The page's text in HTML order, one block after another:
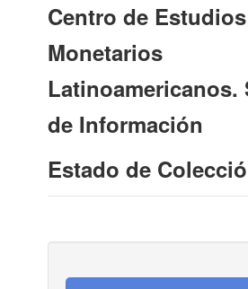
Contacto
Iniciar sesión
Centro de Estudios
Monetarios
Latinoamericanos.
de Información
Estado de